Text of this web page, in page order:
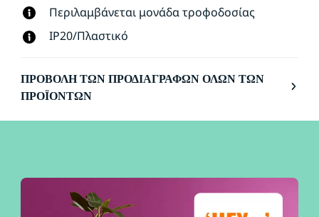
Περιλαμβάνεται μονάδα τροφοδοσίας
IP20/Πλαστικό
ΠΡΟΒΟΛΉ ΤΩΝ ΠΡΟΔΙΑΓΡΑΦΏΝ ΌΛΩΝ ΤΩΝ
ΠΡΟΪΌΝΤΩΝ